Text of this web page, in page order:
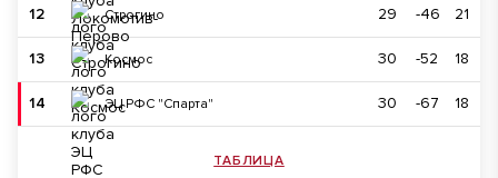
12 Строгино 29 -46 21
13 Космос 30 -52 18
14 ЭЦ РФС "Спарта" 30 -67 18
ТАБЛИЦА